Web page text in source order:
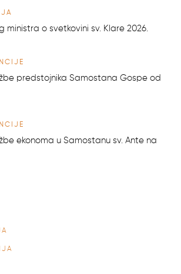
ministra o svetkovini sv. Klare 2026.
predstojnika Samostana Gospe od
ekonoma u Samostanu sv. Ante na